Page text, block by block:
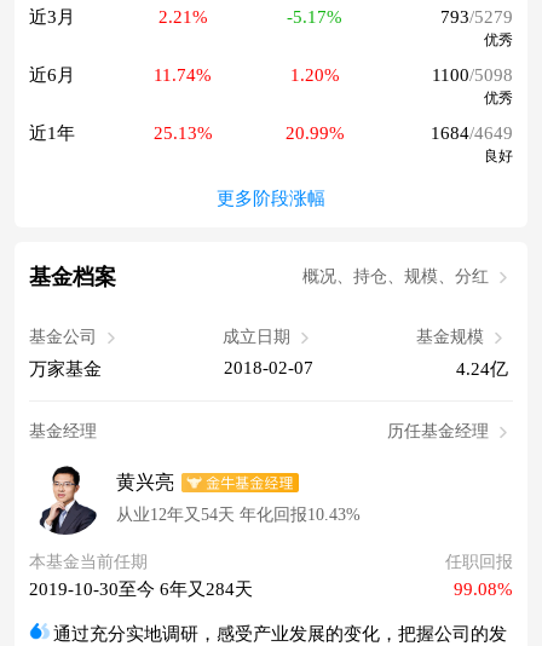
近3月 2.21% -5.17% 793/5279
优秀
近6月 11.74% 1.20% 1100/5098
优秀
近1年 25.13% 20.99% 1684/4649
良好
更多阶段涨幅
基金档案 概况、持仓、规模、分红
基金公司
万家基金
成立日期
2018-02-07
基金规模
4.24亿
基金经理 历任基金经理
黄兴亮
从业12年又54天 年化回报10.43%
本基金当前任期
2019-10-30至今 6年又284天
任职回报
99.08%
通过充分实地调研，感受产业发展的变化，把握公司的发